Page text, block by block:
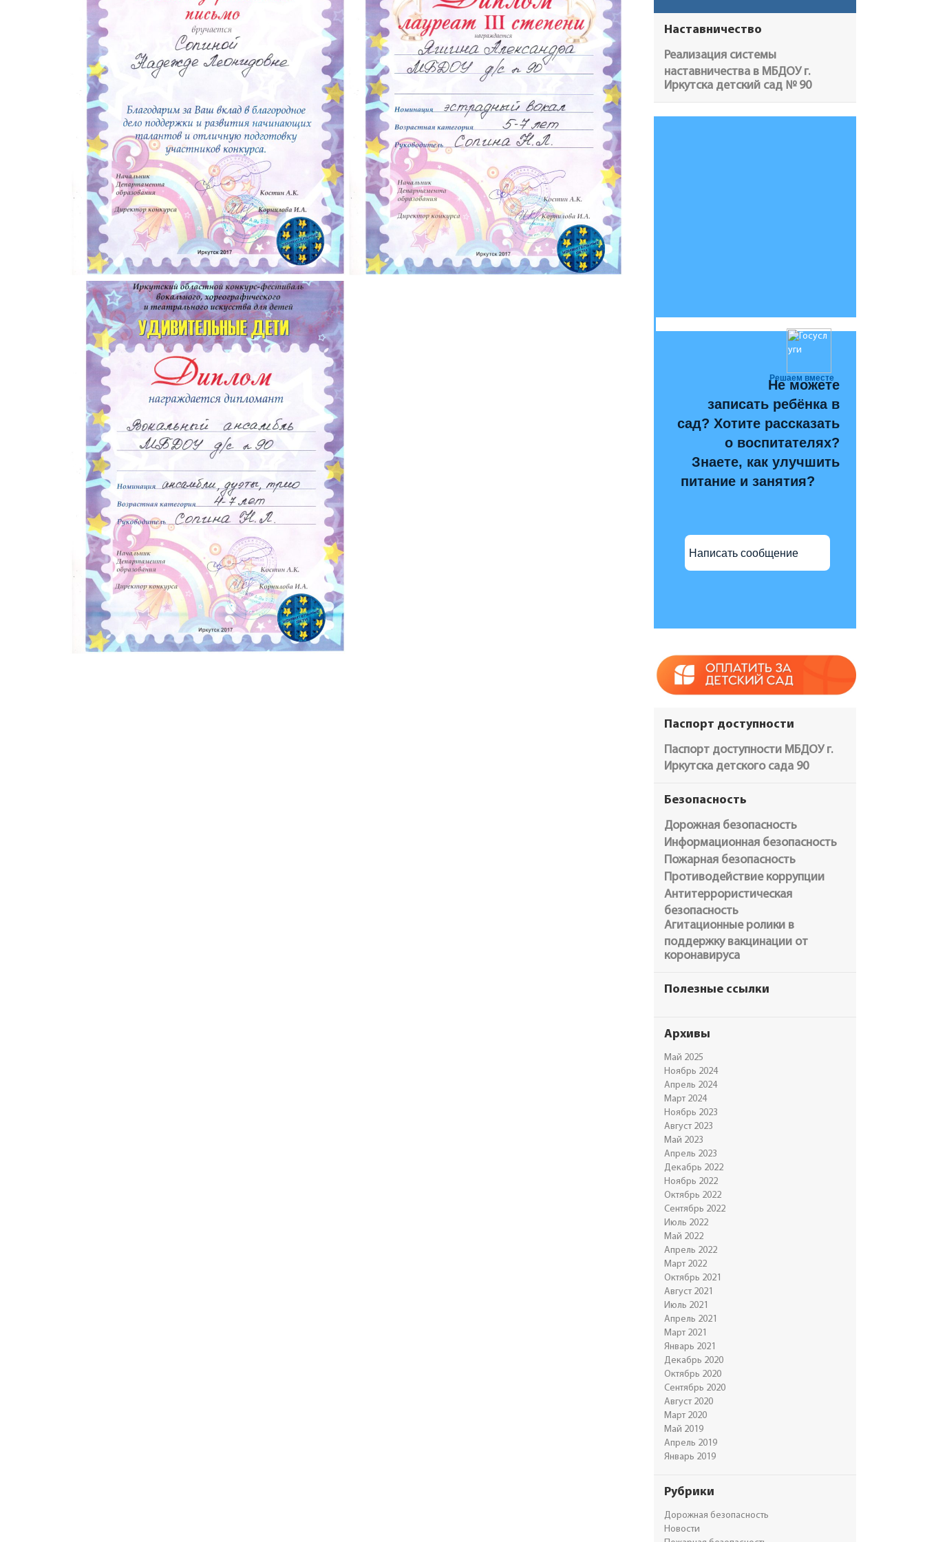
Наставничество
Реализация системы
наставничества в МБДОУ г.
Иркутска детский сад № 90
Решаем вместе
Не можете
записать ребёнка в
сад? Хотите рассказать
о воспитателях?
Знаете, как улучшить
питание и занятия?
Написать сообщение
Паспорт доступности
Паспорт доступности МБДОУ г.
Иркутска детского сада 90
Безопасность
Дорожная безопасность
Информационная безопасность
Пожарная безопасность
Противодействие коррупции
Антитеррористическая
безопасность
Агитационные ролики в
поддержку вакцинации от
коронавируса
Полезные ссылки
Архивы
Май 2025
Ноябрь 2024
Апрель 2024
Март 2024
Ноябрь 2023
Август 2023
Май 2023
Апрель 2023
Декабрь 2022
Ноябрь 2022
Октябрь 2022
Сентябрь 2022
Июль 2022
Май 2022
Апрель 2022
Март 2022
Октябрь 2021
Август 2021
Июль 2021
Апрель 2021
Март 2021
Январь 2021
Декабрь 2020
Октябрь 2020
Сентябрь 2020
Август 2020
Март 2020
Май 2019
Апрель 2019
Январь 2019
Рубрики
Дорожная безопасность
Новости